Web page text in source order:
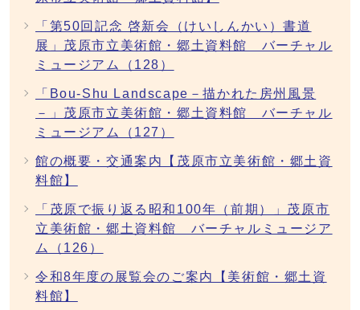
「第50回記念 啓新会（けいしんかい）書道
展」茂原市立美術館・郷土資料館 バーチャル
ミュージアム（128）
「Bou-Shu Landscape－描かれた房州風景
－」茂原市立美術館・郷土資料館 バーチャル
ミュージアム（127）
館の概要・交通案内【茂原市立美術館・郷土資
料館】
「茂原で振り返る昭和100年（前期）」茂原市
立美術館・郷土資料館 バーチャルミュージア
ム（126）
令和8年度の展覧会のご案内【美術館・郷土資
料館】